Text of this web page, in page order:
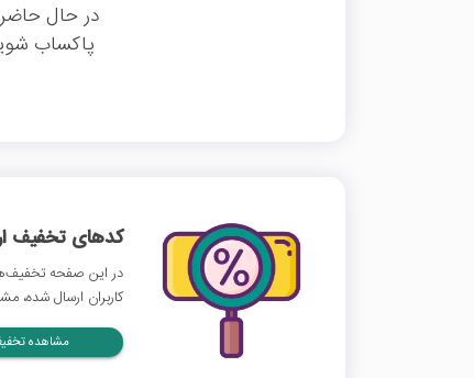
در حال
پاکساب
کدهای تخفیف
در این صفحه
کاربران ارسال شده،
مشاهده